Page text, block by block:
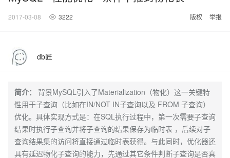
2017-03-08 3222 版权 举报
db匠
简介：
背景MySQL引入了Materialization（物化）这一关键特
性用于子查询（比如在IN/NOT IN子查询以及 FROM 子查询）
优化。具体实现方式是：在SQL执行过程中，第一次需要子查询
结果时执行子查询并将子查询的结果保存为临时表 ，后续对子
查询结果集的访问将直接通过临时表获得。与此同时，优化器还
具有延迟物化子查询的能力，先通过其它条件判断子查询是否真